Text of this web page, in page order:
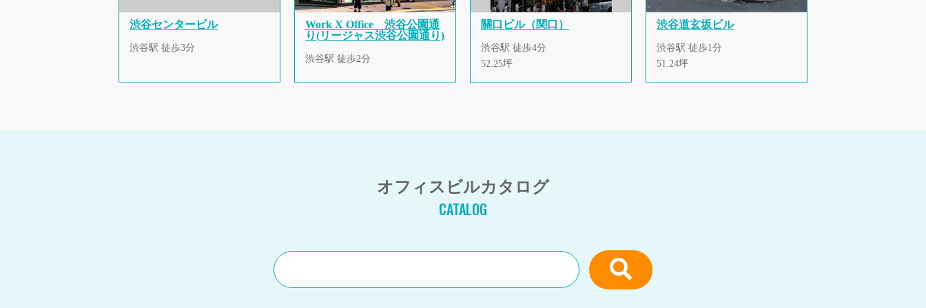
渋谷センタービル
渋谷駅 徒歩3分
Work X Office 渋谷公園通
り(リージャス渋谷公園通り)
渋谷駅 徒歩2分
關口ビル（関口）
渋谷駅 徒歩4分
52.25坪
渋谷道玄坂ビル
渋谷駅 徒歩1分
51.24坪
オフィスビルカタログ
CATALOG